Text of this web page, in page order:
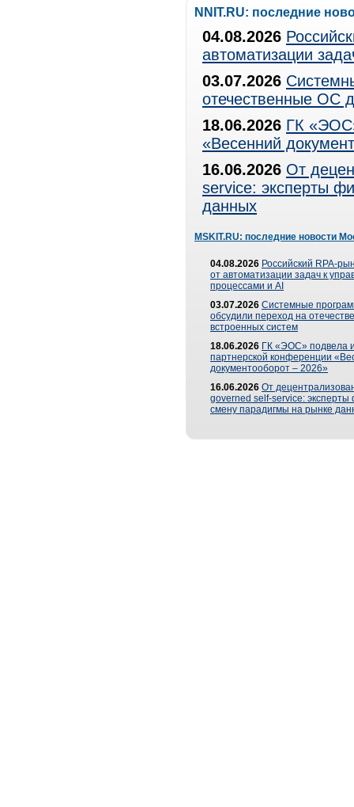
NNIT.RU: последние
04.08.2026
автоматизации
03.07.2026
отечественные ОС
18.06.2026 ГК
«Весенний
16.06.2026 От
service: эксперты
данных
MSKIT.RU: последние новости
04.08.2026 Российский RPA-
от автоматизации задач к
процессами и AI
03.07.2026 Системные
обсудили переход на
встроенных систем
18.06.2026 ГК «ЭОС» подвела
партнерской конференции
документооборот – 2026»
16.06.2026 От
governed self-service: эксперты
смену парадигмы на рынке